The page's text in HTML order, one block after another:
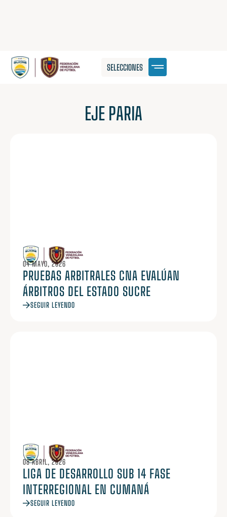
SELECCIONES
EJE PARIA
04 MAYO, 2026
PRUEBAS ARBITRALES CNA EVALÚAN
ÁRBITROS DEL ESTADO SUCRE
SEGUIR LEYENDO
08 ABRIL, 2026
LIGA DE DESARROLLO SUB 14 FASE
INTERREGIONAL EN CUMANÁ
SEGUIR LEYENDO